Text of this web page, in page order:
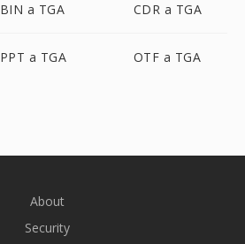
BIN a TGA CDR a TGA
PPT a TGA OTF a TGA
About
Security